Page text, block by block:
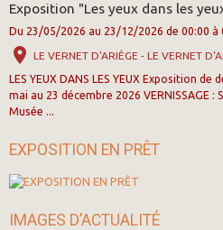
Exposition "Les yeux dans les
Du 23/05/2026 au 23/12/2026 de 00:00 à
LE VERNET D'ARIÈGE - LE VERNET
LES YEUX DANS LES YEUX Exposition
mai au 23 décembre 2026 VERNISSAGE :
Musée ...
EXPOSITION EN PRÊT
IMAGES D’ACTUALITÉ